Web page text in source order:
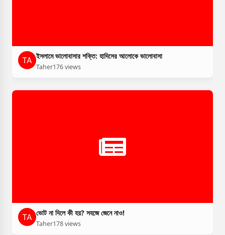
ইসলামে ভালোবাসার শক্তি: হাদিসের আলোকে ভালোবাসা
Taher176 views
ভোট না দিলে কী হয়? সহজে জেনে নাও!
Taher178 views